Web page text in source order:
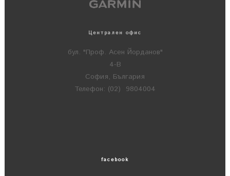
Централен офис
бул. "Проф. Асен Йорданов"
4-В
София, България
Телефон: (02) 9804004
facebook